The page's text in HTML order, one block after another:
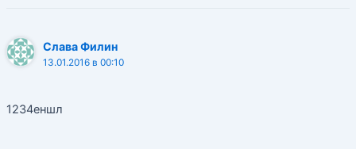
Слава Филин
13.01.2016 в 00:10
1234еншл